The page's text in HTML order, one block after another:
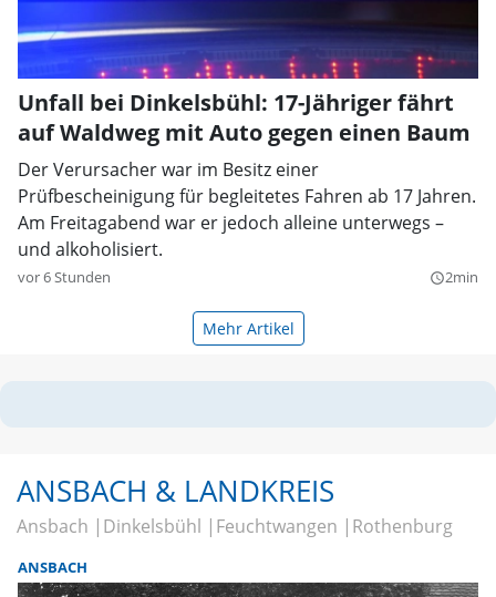
Unfall bei Dinkelsbühl: 17-Jähriger fährt
auf Waldweg mit Auto gegen einen Baum
Der Verursacher war im Besitz einer
Prüfbescheinigung für begleitetes Fahren ab 17 Jahren.
Am Freitagabend war er jedoch alleine unterwegs –
und alkoholisiert.
vor 6 Stunden query_builder2min
Mehr Artikel
ANSBACH & LANDKREIS
Ansbach Dinkelsbühl Feuchtwangen Rothenburg
ANSBACH